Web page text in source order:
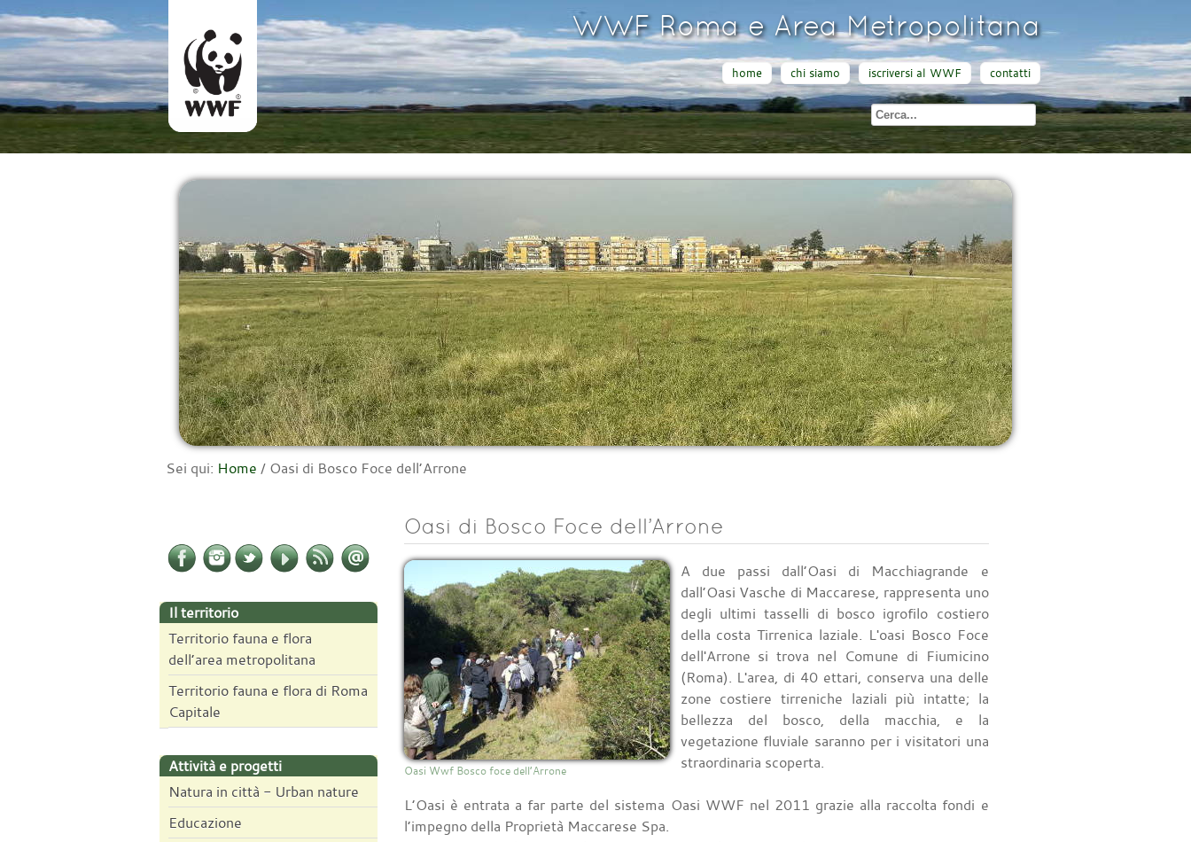
WWF Roma e Area Metropolitana
home chi siamo iscriversi al WWF contatti
Sei qui: Home / Oasi di Bosco Foce dell’Arrone
Il territorio
Territorio fauna e flora
dell’area metropolitana
Territorio fauna e flora di Roma
Capitale
Attività e progetti
Natura in città - Urban nature
Educazione
Oasi di Bosco Foce dell’Arrone
Oasi Wwf Bosco foce dell’Arrone
A due passi dall’Oasi di Macchiagrande e
dall’Oasi Vasche di Maccarese, rappresenta uno
degli ultimi tasselli di bosco igrofilo costiero
della costa Tirrenica laziale. L'oasi Bosco Foce
dell'Arrone si trova nel Comune di Fiumicino
(Roma). L'area, di 40 ettari, conserva una delle
zone costiere tirreniche laziali più intatte; la
bellezza del bosco, della macchia, e la
vegetazione fluviale saranno per i visitatori una
straordinaria scoperta.
L’Oasi è entrata a far parte del sistema Oasi WWF nel 2011 grazie alla raccolta fondi e
l’impegno della Proprietà Maccarese Spa.